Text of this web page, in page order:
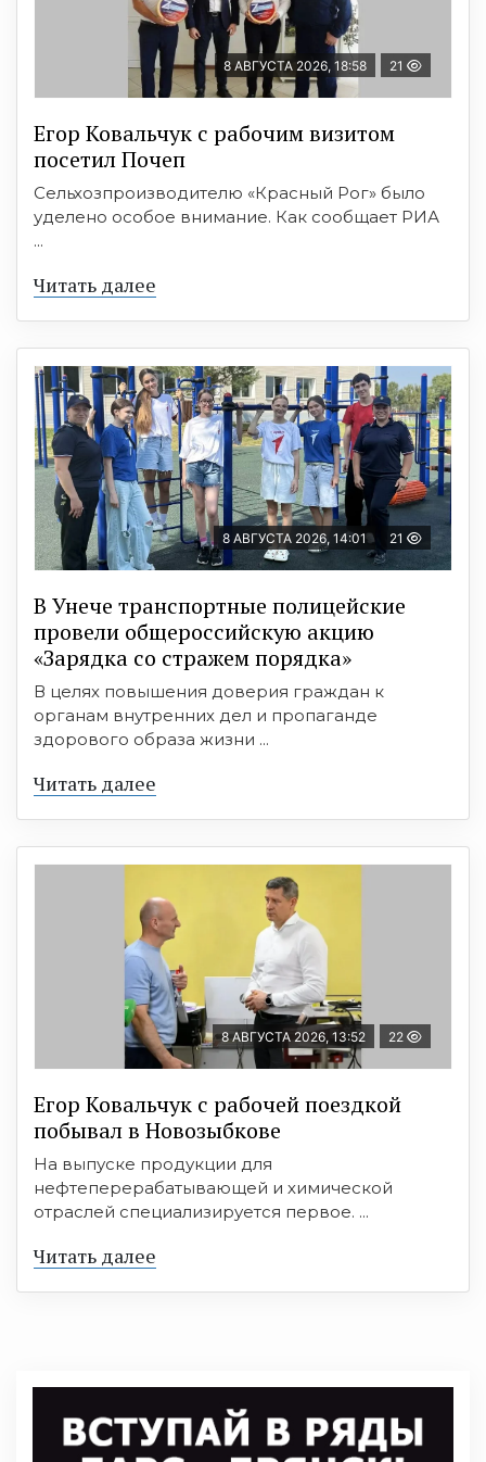
8 АВГУСТА 2026, 18:58 21
Егор Ковальчук с рабочим визитом
посетил Почеп
Сельхозпроизводителю «Красный Рог» было
уделено особое внимание. Как сообщает РИА
...
Читать далее
8 АВГУСТА 2026, 14:01 21
В Унече транспортные полицейские
провели общероссийскую акцию
«Зарядка со стражем порядка»
В целях повышения доверия граждан к
органам внутренних дел и пропаганде
здорового образа жизни ...
Читать далее
8 АВГУСТА 2026, 13:52 22
Егор Ковальчук с рабочей поездкой
побывал в Новозыбкове
На выпуске продукции для
нефтеперерабатывающей и химической
отраслей специализируется первое. ...
Читать далее